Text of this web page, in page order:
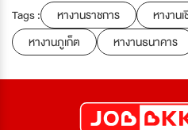
Tags : หางานราชการ หางาน
หางานภูเก็ต
หางานธนาคาร